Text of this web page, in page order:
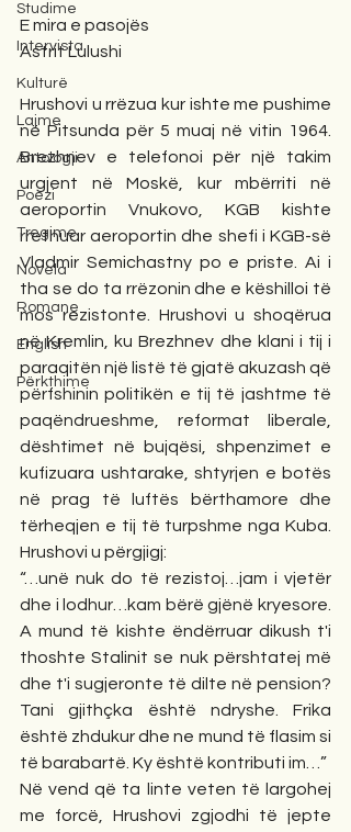
Studime
Intervista
Kulturë
Lajme
Antologji
Poezi
Tregime
Novela
Romane
English
Përkthime
E mira e pasojës
Astrit Lulushi
Hrushovi u rrëzua kur ishte me pushime
në Pitsunda për 5 muaj në vitin 1964.
Brezhnev e telefonoi për një takim
urgjent në Moskë, kur mbërriti në
aeroportin Vnukovo, KGB kishte
rrethuar aeroportin dhe shefi i KGB-së
Vladmir Semichastny po e priste. Ai i
tha se do ta rrëzonin dhe e këshilloi të
mos rezistonte. Hrushovi u shoqërua
në Kremlin, ku Brezhnev dhe klani i tij i
paraqitën një listë të gjatë akuzash që
përfshinin politikën e tij të jashtme të
paqëndrueshme, reformat liberale,
dështimet në bujqësi, shpenzimet e
kufizuara ushtarake, shtyrjen e botës
në prag të luftës bërthamore dhe
tërheqjen e tij të turpshme nga Kuba.
Hrushovi u përgjigj:
“…unë nuk do të rezistoj…jam i vjetër
dhe i lodhur…kam bërë gjënë kryesore.
A mund të kishte ëndërruar dikush t'i
thoshte Stalinit se nuk përshtatej më
dhe t'i sugjeronte të dilte në pension?
Tani gjithçka është ndryshe. Frika
është zhdukur dhe ne mund të flasim si
të barabartë. Ky është kontributi im…”
Në vend që ta linte veten të largohej
me forcë, Hrushovi zgjodhi të jepte